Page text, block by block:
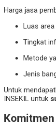
Harga jasa
Luas area
Tingkat
Metode
Jenis
Untuk
INSEKIL untuk
Komitmen